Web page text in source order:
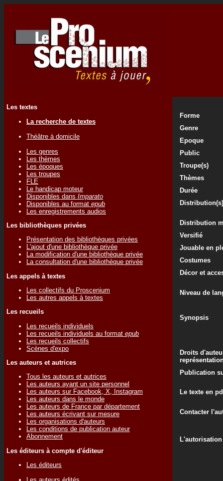
Les textes
La recherche de textes
Théâtre à domicile
Les genres
Les thèmes
Les époques
Les troupes
FLE
Le handicap moteur
Disponibles dans Imparato
Disponibles au format epub
Les enregistrements audios
Les bibliothèques privées
Présentation des bibliothèques privées
L'ajout d'une bibliothèque privée
La modification d'une bibliothèque privée
La consultation d'une bibliothèque privée
Les appels à textes
Les collectifs du Proscenium
Les autres appels à textes
Les recueils
Les recueils individuels
Les recueils individuels au format epub
Les recueils collectifs
Scènes d'expo
Les auteurs et autrices
Tous les auteurs et autrices
Les auteurs ayant un site personnel
Les auteurs sur Facebook, X, Instagram
Les auteurs dans le monde
Les auteurs de France par département
Les auteurs écrivant sur mesure
Les organisations d'auteurs
Les conditions de publication auteur
Abonnement
Les éditeurs à compte d'éditeur
Les éditeurs
Forme
Genre
Epoque
Public
Troupe(s)
Thèmes
Durée
Distribution(s)
Distribution
Versifié
Jouable en
Costumes
Décor et
Niveau de
Synopsis
Droits
Publication
Le texte en
Contacter
L'autorisation